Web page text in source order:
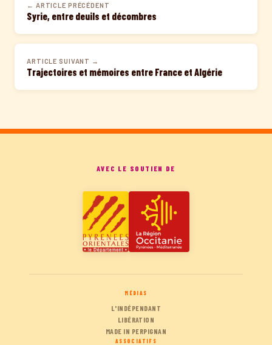
← ARTICLE PRÉCÉDENT
Syrie, entre deuils et décombres
ARTICLE SUIVANT →
Trajectoires et mémoires entre France et Algérie
AVEC LE SOUTIEN DE
MÉDIAS
L'INDÉPENDANT
LIBÉRATION
MADE IN PERPIGNAN
ASSOCIATIFS